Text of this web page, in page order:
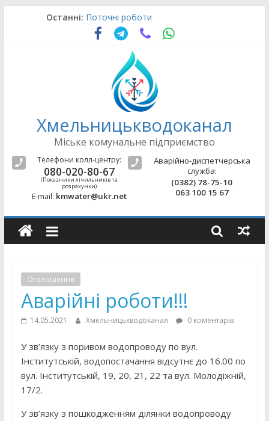
Останні: Поточні роботи
Оновлення щодо підводу води
Поточні роботи
Аварійно-відновлювальні роботи
Поточні роботи
Хмельницькводоканал
Міське комунальне підприємство
Телефони колл-центру:
080-020-80-67
(Показники лічильників та
розрахунки)
E-mail: kmwater@ukr.net
Аварійно-диспетчерська
служба:
(0382) 78-75-10
063 100 15 67
Оголошення
Аварійні роботи!!!
14.05.2021 Хмельницькводоканал 0 коментарів
У зв’язку з поривом водопроводу по вул.
Інститутській, водопостачання відсутнє до 16.00 по
вул. Інститутській, 19, 20, 21, 22 та вул. Молодіжній,
17/2.
У зв’язку з пошкодженням ділянки водопроводу